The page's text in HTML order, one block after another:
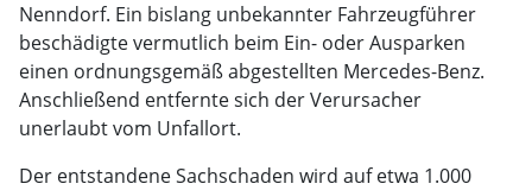
Nenndorf. Ein bislang unbekannter Fahrzeugführer
beschädigte vermutlich beim Ein- oder Ausparken
einen ordnungsgemäß abgestellten Mercedes-Benz.
Anschließend entfernte sich der Verursacher
unerlaubt vom Unfallort.
Der entstandene Sachschaden wird auf etwa 1.000